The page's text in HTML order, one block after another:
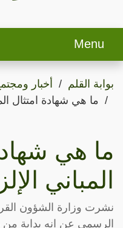
Menu
بوابة القلم
أخبار
ما هي شهادة امتثال
ما هي
المباني
نشرت وزارة الشؤون